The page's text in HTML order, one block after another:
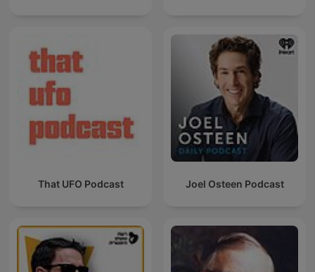
That UFO Podcast Joel Osteen Podcast